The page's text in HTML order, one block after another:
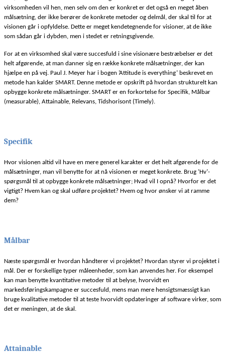
virksomheden vil hen, men selv om den er konkret er det også en meget åben
målsætning, der ikke berører de konkrete metoder og delmål, der skal til for at
visionen går i opfyldelse. Dette er meget kendetegnende for visioner, at de ikke
som sådan går i dybden, men i stedet er retningsgivende.
For at en virksomhed skal være succesfuld i sine visionære bestræbelser er det
helt afgørende, at man danner sig en række konkrete målsætninger, der kan
hjælpe en på vej. Paul J. Meyer har i bogen ’Attitude is everything’ beskrevet en
metode han kalder SMART. Denne metode er opskrift på hvordan strukturelt kan
opbygge konkrete målsætninger. SMART er en forkortelse for Specifik, Målbar
(measurable), Attainable, Relevans, Tidshorisont (Timely).
Specifik
Hvor visionen altid vil have en mere generel karakter er det helt afgørende for de
målsætninger, man vil benytte for at nå visionen er meget konkrete. Brug ’Hv’-
spørgsmål til at opbygge konkrete målsætninger; Hvad vil I opnå? Hvorfor er det
vigtigt? Hvem kan og skal udføre projektet? Hvem og hvor ønsker vi at ramme
dem?
Målbar
Næste spørgsmål er hvordan håndterer vi projektet? Hvordan styrer vi projektet i
mål. Der er forskellige typer måleenheder, som kan anvendes her. For eksempel
kan man benytte kvantitative metoder til at belyse, hvorvidt en
markedsføringskampagne er succesfuld, mens man mere hensigtsmæssigt kan
bruge kvalitative metoder til at teste hvorvidt opdateringer af software virker, som
det er meningen, at de skal.
Attainable